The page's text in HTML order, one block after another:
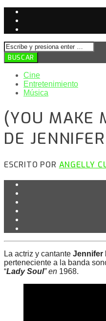
Cine
Entretenimiento
Música
(YOU MAKE
DE
ESCRITO POR ANGELLY
La actriz y cantante Jennifer
perteneciente a la banda
“Lady Soul” en 1968.